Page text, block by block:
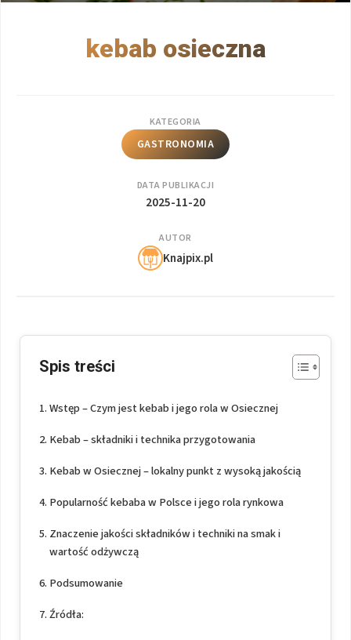
kebab osieczna
KATEGORIA
GASTRONOMIA
DATA PUBLIKACJI
2025-11-20
AUTOR
Knajpix.pl
Spis treści
Wstęp – Czym jest kebab i jego rola w Osiecznej
Kebab – składniki i technika przygotowania
Kebab w Osiecznej – lokalny punkt z wysoką jakością
Popularność kebaba w Polsce i jego rola rynkowa
Znaczenie jakości składników i techniki na smak i
wartość odżywczą
Podsumowanie
Źródła: